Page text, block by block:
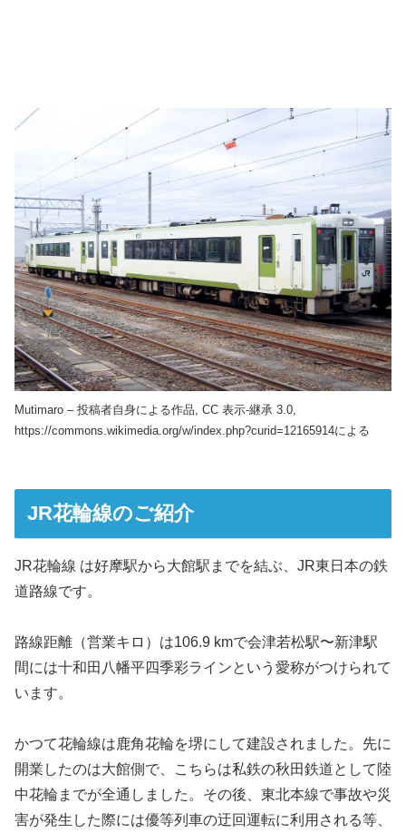
Mutimaro – 投稿者自身による作品, CC 表示-継承 3.0,
https://commons.wikimedia.org/w/index.php?curid=12165914による
JR花輪線のご紹介
JR花輪線 は好摩駅から大館駅までを結ぶ、JR東日本の鉄
道路線です。
路線距離（営業キロ）は106.9 kmで会津若松駅〜新津駅
間には十和田八幡平四季彩ラインという愛称がつけられて
います。
かつて花輪線は鹿角花輪を堺にして建設されました。先に
開業したのは大館側で、こちらは私鉄の秋田鉄道として陸
中花輪までが全通しました。その後、東北本線で事故や災
害が発生した際には優等列車の迂回運転に利用される等、